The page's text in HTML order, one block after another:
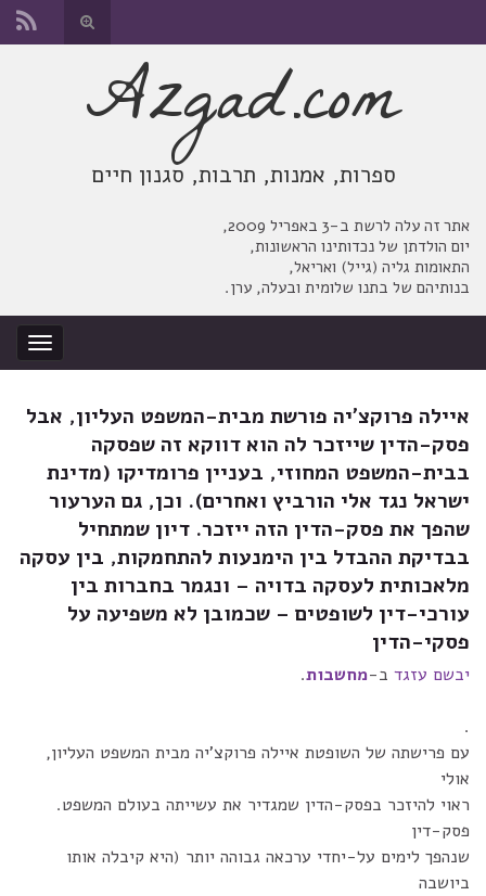
החלף
טופס
אתר זה עלה לרשת ב-3 באפריל 2009,
יום הולדתן של נכדותינו הראשונות,
התאומות גליה (גייל) ואריאל,
בנותיהם של בתנו שלומית ובעלה, ערן.
החלף
ניווט
Azgad.com
ספרות, אמנות, תרבות, סגנון חיים
איילה פרוקצ'יה פורשת מבית-המשפט העליון, אבל
פסק-הדין שייזכר לה הוא דווקא זה שפסקה
בבית-המשפט המחוזי, בעניין פרומדיקו (מדינת
ישראל נגד אלי הורביץ ואחרים). וכן, גם הערעור
שהפך את פסק-הדין הזה ייזכר. דיון שמתחיל
בבדיקת ההבדל בין הימנעות להתחמקות, בין עסקה
מלאכותית לעסקה בדויה – ונגמר בחברות בין
עורכי-דין לשופטים – שכמובן לא משפיעה על
פסקי-הדין
יבשם עזגד ב-מחשבות.
.
עם פרישתה של השופטת איילה פרוקצ'יה מבית המשפט העליון,
אולי
ראוי להיזכר בפסק-הדין שמגדיר את עשייתה בעולם המשפט.
פסק-דין
שנהפך לימים על-יחדי ערכאה גבוהה יותר (היא קיבלה אותו
ביושבה